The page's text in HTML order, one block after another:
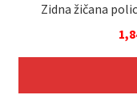
Zidna žičana